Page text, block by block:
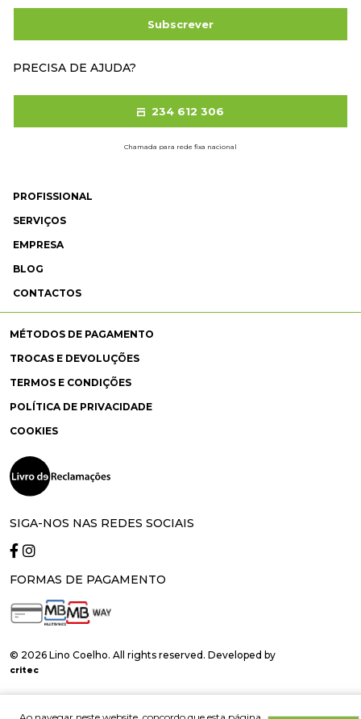
Ao navegar neste website, concordo que esta página
PROFISSIONAL
SERVIÇOS
EMPRESA
BLOG
CONTACTOS
MÉTODOS DE PAGAMENTO
TROCAS E DEVOLUÇÕES
TERMOS E CONDIÇÕES
POLÍTICA DE PRIVACIDADE
COOKIES
SIGA-NOS NAS REDES SOCIAIS
FORMAS DE PAGAMENTO
Subscrever
PRECISA DE AJUDA?
234 612 306
Chamada para rede fixa nacional
© 2026 Lino Coelho. All rights reserved. Developed by
critec